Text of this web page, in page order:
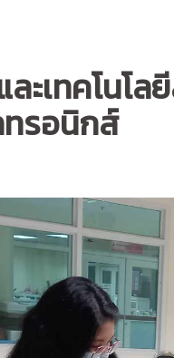
ะเทคโนโ
รอนิกส์